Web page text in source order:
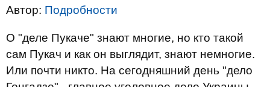
Автор: Подробности
О "деле Пукаче" знают многие, но кто такой
сам Пукач и как он выглядит, знают немногие.
Или почти никто. На сегодняшний день "дело